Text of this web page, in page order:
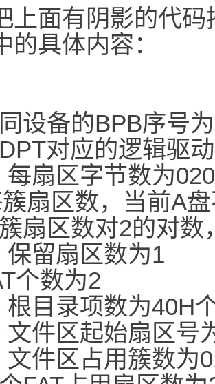
上面有阴影的代
的具体内容：
设备的BPB序号
对应的逻辑驱
每扇区字节数为
扇区数，当前A
扇区数对2的对
保留扇区数为1
个数为2
根目录项数为40H
文件区起始扇区号
文件区占用簇数为